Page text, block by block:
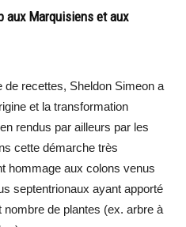
aux Marquisiens et aux
de recettes, Sheldon Simeon a
et la transformation
rendus par ailleurs par les
cette démarche très
hommage aux colons venus
septentrionaux ayant apporté
de plantes (ex. arbre à